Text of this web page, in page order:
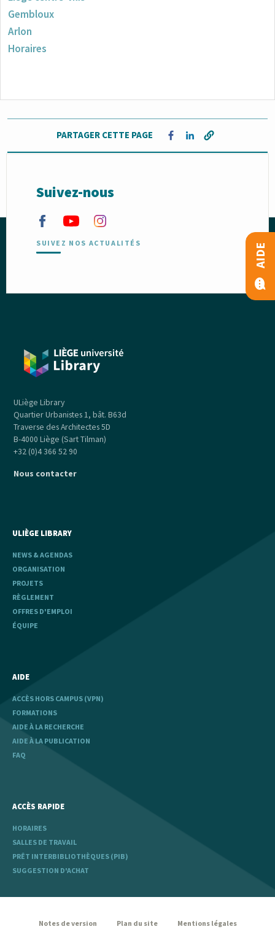
Gembloux
Arlon
Horaires
PARTAGER CETTE PAGE
Opens in a new window
Opens in a new
Suivez-nous
SUIVEZ NOS ACTUALITÉS
ULiège Library
Quartier Urbanistes 1, bât. B63d
Traverse des Architectes 5D
B-4000 Liège (Sart Tilman)
+32 (0)4 366 52 90
Nous contacter
ULIÈGE LIBRARY
NEWS & AGENDAS
ORGANISATION
PROJETS
RÈGLEMENT
OFFRES D'EMPLOI
ÉQUIPE
AIDE
ACCÈS HORS CAMPUS (VPN)
FORMATIONS
AIDE À LA RECHERCHE
AIDE À LA PUBLICATION
FAQ
ACCÈS RAPIDE
HORAIRES
SALLES DE TRAVAIL
PRÊT INTERBIBLIOTHÈQUES (PIB)
SUGGESTION D'ACHAT
Notes de version Plan du site Mentions légales
AIDE